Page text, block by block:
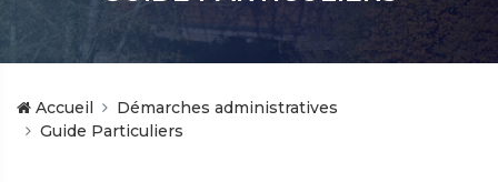
Accueil
Démarches administratives
Guide Particuliers